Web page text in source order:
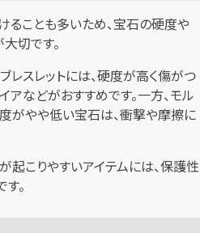
ることも多いため、宝石の硬度や
切です。
レスレットには、硬度が高く傷がつ
アなどがおすすめです。一方、モル
がやや低い宝石は、衝撃や摩擦に
起こりやすいアイテムには、保護性
。